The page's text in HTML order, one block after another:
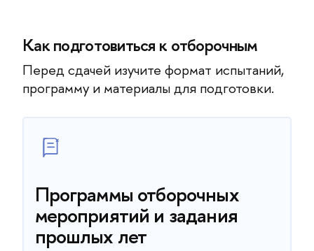
Как подготовиться к отборочным
Перед сдачей изучите формат испытаний,
программу и материалы для подготовки.
Программы отборочных
мероприятий и задания
прошлых лет